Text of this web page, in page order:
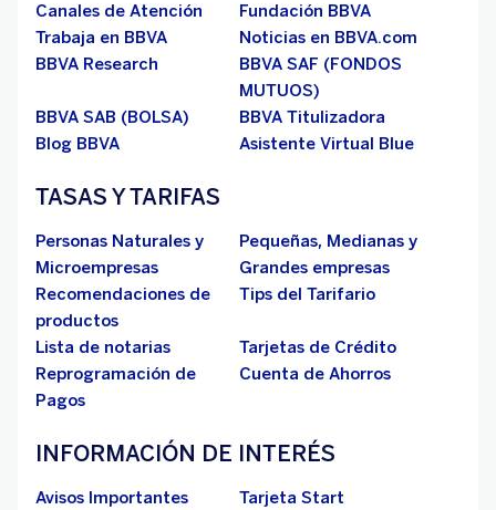
Canales de Atención
Fundación BBVA
Trabaja en BBVA
Noticias en BBVA.com
BBVA Research
BBVA SAF (FONDOS
MUTUOS)
BBVA SAB (BOLSA)
BBVA Titulizadora
Blog BBVA
Asistente Virtual Blue
TASAS Y TARIFAS
Personas Naturales y
Microempresas
Pequeñas, Medianas y
Grandes empresas
Recomendaciones de
productos
Tips del Tarifario
Lista de notarias
Tarjetas de Crédito
Reprogramación de
Pagos
Cuenta de Ahorros
INFORMACIÓN DE INTERÉS
Avisos Importantes
Tarjeta Start